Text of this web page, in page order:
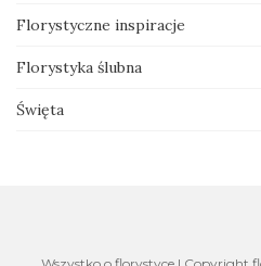
Florystyczne inspiracje
Florystyka ślubna
Święta